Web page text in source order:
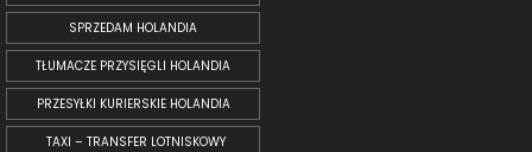
SPRZEDAM HOLANDIA
TŁUMACZE PRZYSIĘGLI HOLANDIA
PRZESYŁKI KURIERSKIE HOLANDIA
TAXI – TRANSFER LOTNISKOWY